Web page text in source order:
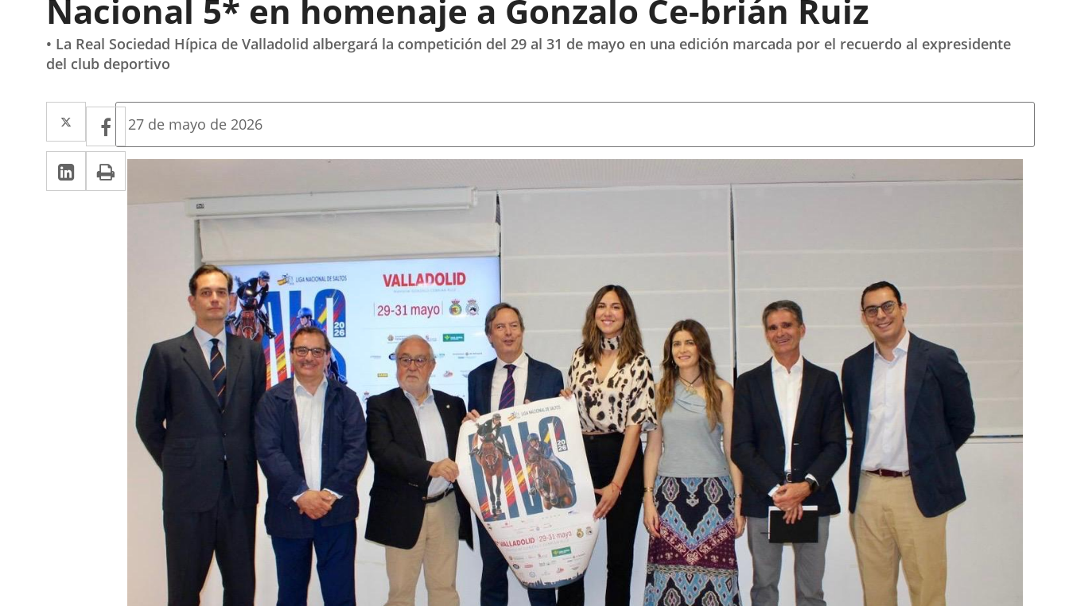
Nacional 5* en homenaje a Gonzalo Ce-brián Ruiz
• La Real Sociedad Hípica de Valladolid albergará la competición del 29 al 31 de mayo en una edición marcada por el recuerdo al expresidente
del club deportivo
Twitter
Enlace
a
una
aplicación
Facebook
Enlace
a
una
aplicación
Linkedin
Enlace
a
Print
Fecha
la
27 de mayo de 2026